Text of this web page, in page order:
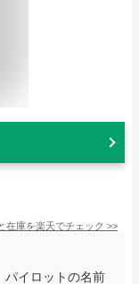
在庫を楽天でチェック >>
パイロットの名前